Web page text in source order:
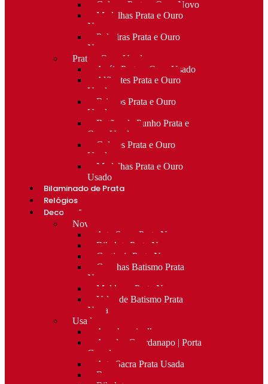
Colares Prata e Ouro Novo
Medalhas Prata e Ouro
Novo
Pulseiras Prata e Ouro
Novo
Prata e Ouro Usado
Anéis Prata e Ouro Usado
Alfinetes Prata e Ouro
Usado
Brincos Prata e Ouro
Usado
Botões de Punho Prata e
Ouro Usado
Colares Prata e Ouro
Usado
Medalhas Prata e Ouro
Usado
Bilaminado de Prata
Relógios
Decoração
Novo
Arte Sacra Prata Nova
Bibelots Prata Nova
Castiçais Prata Nova
Conchas Batismo Prata
Nova
Molduras Prata Nova
Velas de Batismo Prata
Nova
Usado
Apanha migalhas
Argolas Guardanapo | Porta
Guardanapos
Arte Sacra Prata Usada
Bar